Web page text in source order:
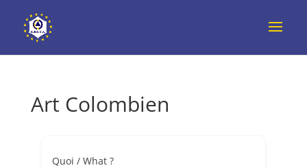
Art Colombien
Quoi / What ?